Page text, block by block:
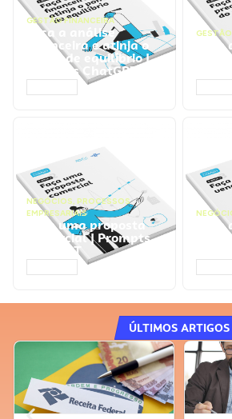
GESTÃO FINANCEIRA
Faça a análise
financeira e atinja o
ponto de equilíbrio |
Prompts ChatGPT
seu
NEGÓCIOS, PROCESSOS
EMPRESARIAIS
Faça uma proposta
comercial | Prompts
ChatGPT
ÚLTIMOS ARTIGOS